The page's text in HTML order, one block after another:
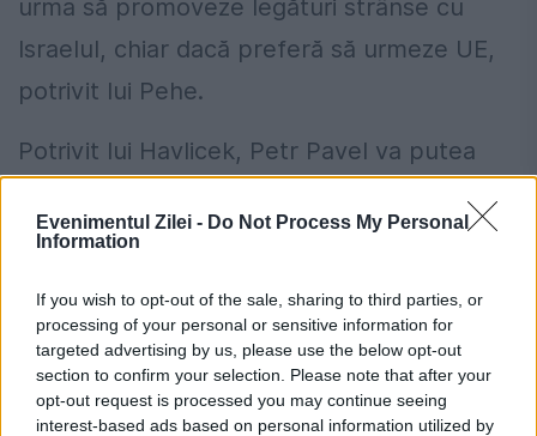
Evenimentul Zilei - Do Not Process My Personal
Information
If you wish to opt-out of the sale, sharing to third parties, or
processing of your personal or sensitive information for
targeted advertising by us, please use the below opt-out
section to confirm your selection. Please note that after your
opt-out request is processed you may continue seeing
interest-based ads based on personal information utilized by
urma să promoveze legături strânse cu
Israelul, chiar dacă preferă să urmeze UE,
potrivit lui Pehe.
Potrivit lui Havlicek, Petr Pavel va putea
deteriorate de mai mulţi ani.
"Are o experienţă mare şi solidă a
reuniunilor şi negocierilor şi o va arăta. În
ceea ce priveşte politica externă va fi în
elementul său", a subliniat el.